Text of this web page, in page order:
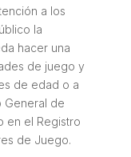
a los
la
hacer una
de juego y
de edad o a
General de
en el Registro
de Juego.